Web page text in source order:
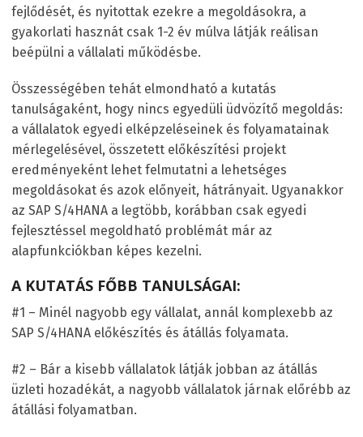
fejlődését, és nyitottak ezekre a megoldásokra, a
gyakorlati hasznát csak 1-2 év múlva látják reálisan
beépülni a vállalati működésbe.
Összességében tehát elmondható a kutatás
tanulságaként, hogy nincs egyedüli üdvözítő megoldás:
a vállalatok egyedi elképzeléseinek és folyamatainak
mérlegelésével, összetett előkészítési projekt
eredményeként lehet felmutatni a lehetséges
megoldásokat és azok előnyeit, hátrányait. Ugyanakkor
az SAP S/4HANA a legtöbb, korábban csak egyedi
fejlesztéssel megoldható problémát már az
alapfunkciókban képes kezelni.
A KUTATÁS FŐBB TANULSÁGAI:
#1 – Minél nagyobb egy vállalat, annál komplexebb az
SAP S/4HANA előkészítés és átállás folyamata.
#2 – Bár a kisebb vállalatok látják jobban az átállás
üzleti hozadékát, a nagyobb vállalatok járnak előrébb az
átállási folyamatban.